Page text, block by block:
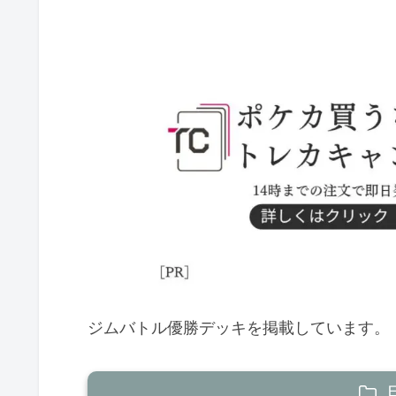
ジムバトル優勝デッキを掲載しています。